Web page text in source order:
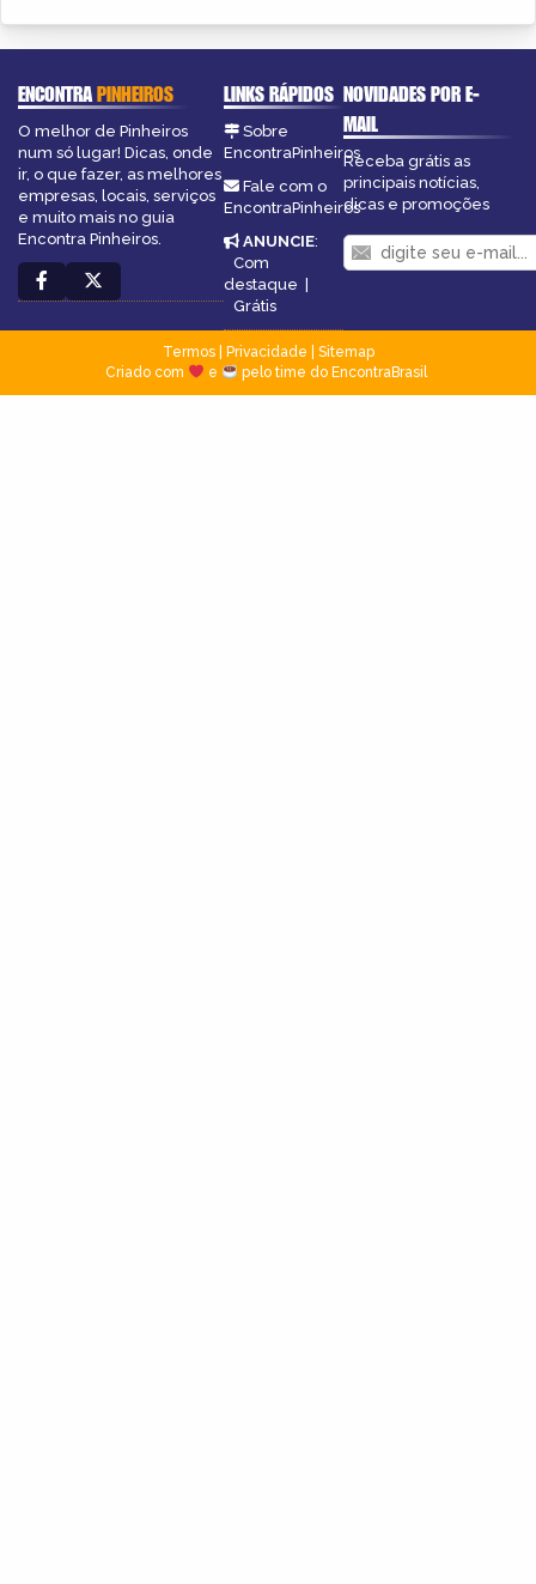
ENCONTRAPINHEIROS
O melhor de Pinheiros
num só lugar! Dicas, onde
ir, o que fazer, as melhores
empresas, locais, serviços
e muito mais no guia
Encontra Pinheiros.
LINKS RÁPIDOS
Sobre
EncontraPinheiros
Fale com o
EncontraPinheiros
ANUNCIE:
Com
destaque
Grátis
NOVIDADES POR E-
MAIL
Receba grátis as
principais notícias,
dicas e promoções
Termos| Privacidade
Sitemap
Criado com
e pelo time do EncontraBrasil